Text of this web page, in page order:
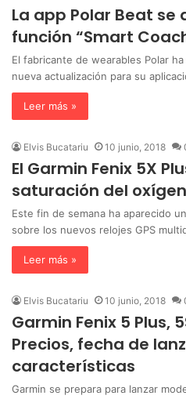
La app Polar Beat se
función “Smart
El fabricante de wearables Polar
nueva actualización para su
Leer más »
Elvis Bucatariu 10 junio, 2018
El Garmin Fenix 5X
saturación del
Este fin de semana ha aparecido
sobre los nuevos relojes GPS
Leer más »
Elvis Bucatariu 10 junio, 2018
Garmin Fenix 5 Plus,
Precios, fecha de
características
Garmin se prepara para lanzar